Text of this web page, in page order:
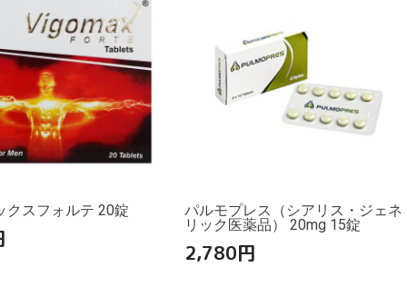
クスフォルテ 20錠
パルモプレス（シアリス・ジェネ
リック医薬品） 20mg 15錠
2,780円